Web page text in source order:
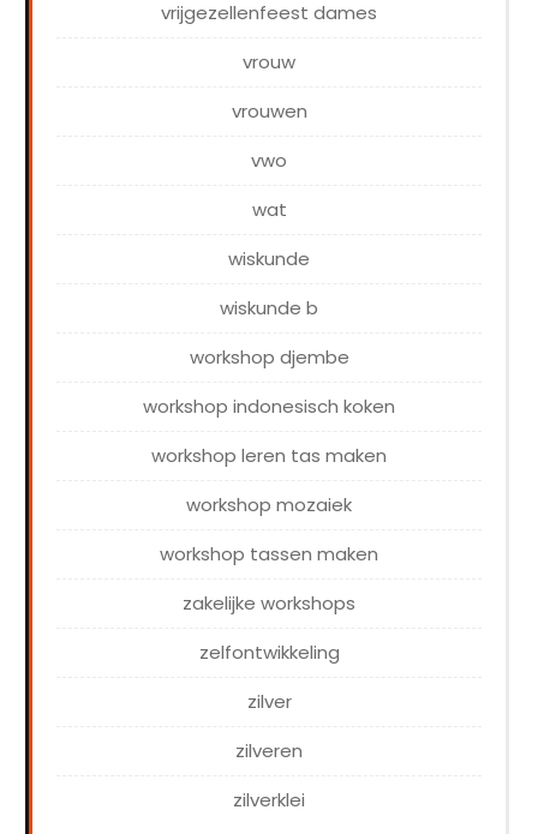
vrijgezellenfeest dames
vrouw
vrouwen
vwo
wat
wiskunde
wiskunde b
workshop djembe
workshop indonesisch koken
workshop leren tas maken
workshop mozaiek
workshop tassen maken
zakelijke workshops
zelfontwikkeling
zilver
zilveren
zilverklei